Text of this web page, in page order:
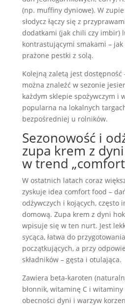
(np. muffiny dyniowe). W
słodycz łączy się z
dodatkami (jak chili czy imbir)
kontrastującymi smakami –
prażone pestki z solą.
Kolejną zaletą jest dostępność
można znaleźć w sezonie
każdym sklepie spożywczym i
popularna na lokalnych
bezpośredniej u rolników.
Sezonowość i
zupa krem z
w trend
W ostatnich latach coraz
zyskuje idea comfort food –
odżywczych i kojących, często
domową. Zupa krem z dyni
wpisuje się w ten nurt. Jest
sycąca, łatwa do
początkujących, a przy
składników – gęsta i otulająca.
Zawiera beta-karoten
błonnik, witaminę C i
obecności dyni i warzyw